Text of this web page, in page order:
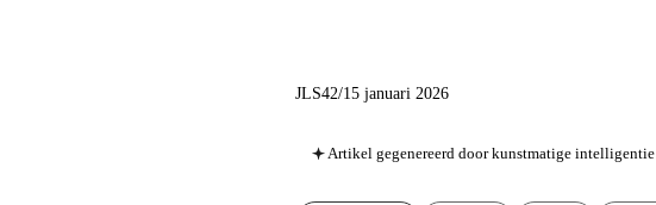
JLS42/15 januari 2026
Artikel gegenereerd door kunstmatige intelligentie